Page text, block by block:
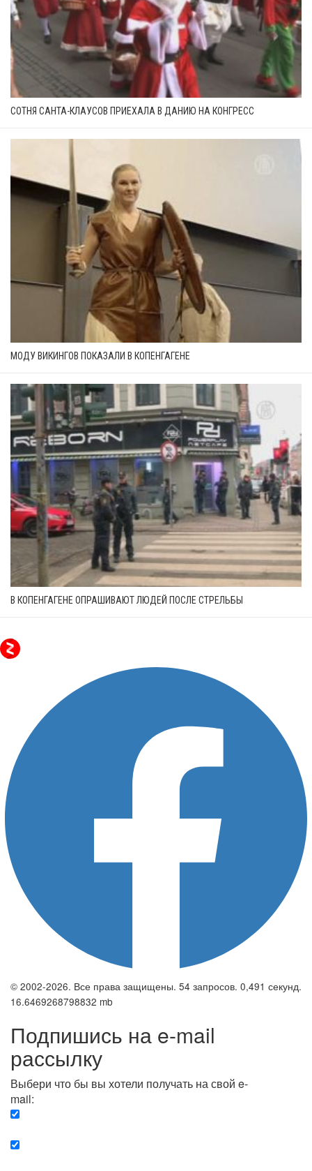
СОТНЯ САНТА-КЛАУСОВ ПРИЕХАЛА В ДАНИЮ НА КОНГРЕСС
МОДУ ВИКИНГОВ ПОКАЗАЛИ В КОПЕНГАГЕНЕ
В КОПЕНГАГЕНЕ ОПРАШИВАЮТ ЛЮДЕЙ ПОСЛЕ СТРЕЛЬБЫ
© 2002-2026. Все права защищены. 54 запросов. 0,491 секунд.
16.6469268798832 mb
Подпишись на e-mail
рассылку
Выбери что бы вы хотели получать на свой e-
mail: